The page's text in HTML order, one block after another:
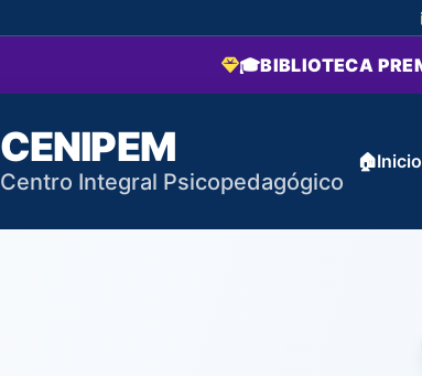
🎓BIBLIOTECA
CENIPEM
Centro Integral Psicopedagógico
🏠Inicio